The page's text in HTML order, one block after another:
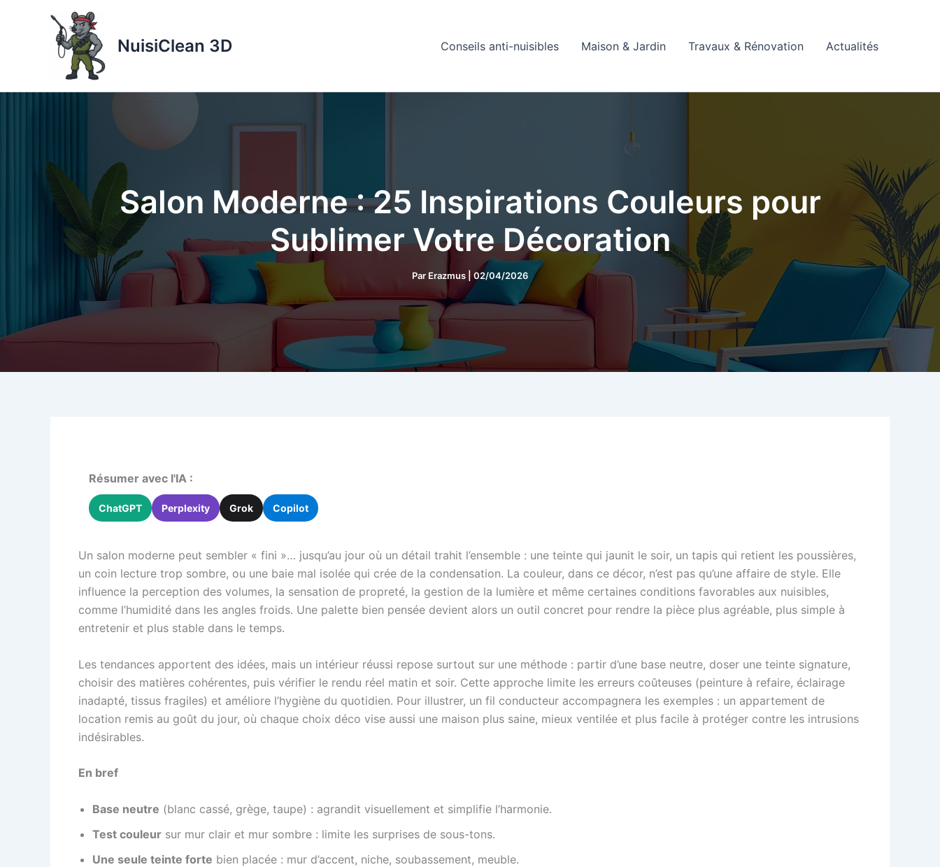
NuisiClean 3D Conseils anti-nuisibles Maison & Jardin Travaux & Rénovation Actualités
Salon Moderne : 25 Inspirations Couleurs pour
Sublimer Votre Décoration
Par Erazmus 02/04/2026
Résumer avec l'IA :
ChatGPT Perplexity Grok Copilot
Un salon moderne peut sembler « fini »… jusqu’au jour où un détail trahit l’ensemble : une teinte qui jaunit le soir, un tapis qui retient les poussières,
un coin lecture trop sombre, ou une baie mal isolée qui crée de la condensation. La couleur, dans ce décor, n’est pas qu’une affaire de style. Elle
influence la perception des volumes, la sensation de propreté, la gestion de la lumière et même certaines conditions favorables aux nuisibles,
comme l’humidité dans les angles froids. Une palette bien pensée devient alors un outil concret pour rendre la pièce plus agréable, plus simple à
entretenir et plus stable dans le temps.
Les tendances apportent des idées, mais un intérieur réussi repose surtout sur une méthode : partir d’une base neutre, doser une teinte signature,
choisir des matières cohérentes, puis vérifier le rendu réel matin et soir. Cette approche limite les erreurs coûteuses (peinture à refaire, éclairage
inadapté, tissus fragiles) et améliore l’hygiène du quotidien. Pour illustrer, un fil conducteur accompagnera les exemples : un appartement de
location remis au goût du jour, où chaque choix déco vise aussi une maison plus saine, mieux ventilée et plus facile à protéger contre les intrusions
indésirables.
En bref
Base neutre (blanc cassé, grège, taupe) : agrandit visuellement et simplifie l’harmonie.
Test couleur sur mur clair et mur sombre : limite les surprises de sous-tons.
Une seule teinte forte bien placée : mur d’accent, niche, soubassement, meuble.